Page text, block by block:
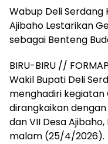
Wabup Deli
Ajibaho Lestarikan
sebagai Benteng
BIRU-BIRU //
Wakil Bupati Deli
menghadiri
dirangkaikan
dan VII Desa
malam (25/4/2026).